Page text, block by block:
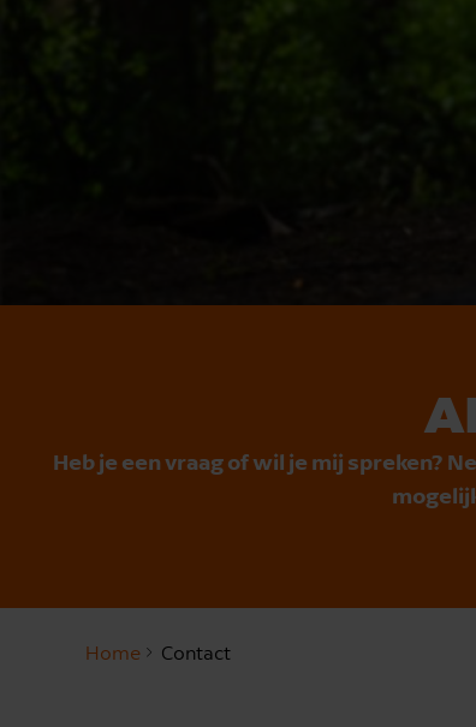
Heb je een vraag of wil je mij spreken?
Home Contact